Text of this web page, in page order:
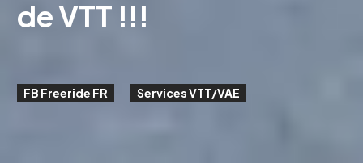
de VTT !!!
FB Freeride FR Services VTT/VAE